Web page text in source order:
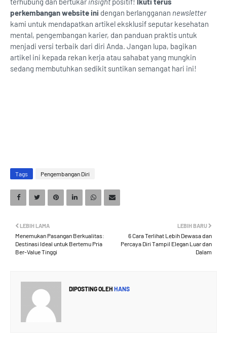
perkembangan website ini dengan berlangganan newsletter
kami untuk mendapatkan artikel eksklusif seputar kesehatan
mental, pengembangan karier, dan panduan praktis untuk
menjadi versi terbaik dari diri Anda. Jangan lupa, bagikan
artikel ini kepada rekan kerja atau sahabat yang mungkin
sedang membutuhkan sedikit suntikan semangat hari ini!
Tags Pengembangan Diri
LEBIH BARU
6 Cara Terlihat Lebih Dewasa dan
Percaya Diri Tampil Elegan Luar dan
Dalam
LEBIH LAMA
Menemukan Pasangan Berkualitas:
Destinasi Ideal untuk Bertemu Pria
Ber-Value Tinggi
DIPOSTING OLEH HANS